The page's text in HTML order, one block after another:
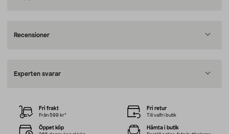
Recensioner
Experten svarar
Fri frakt
Från 599 kr*
Fri retur
Till valfri butik
Öppet köp Hämta i butik